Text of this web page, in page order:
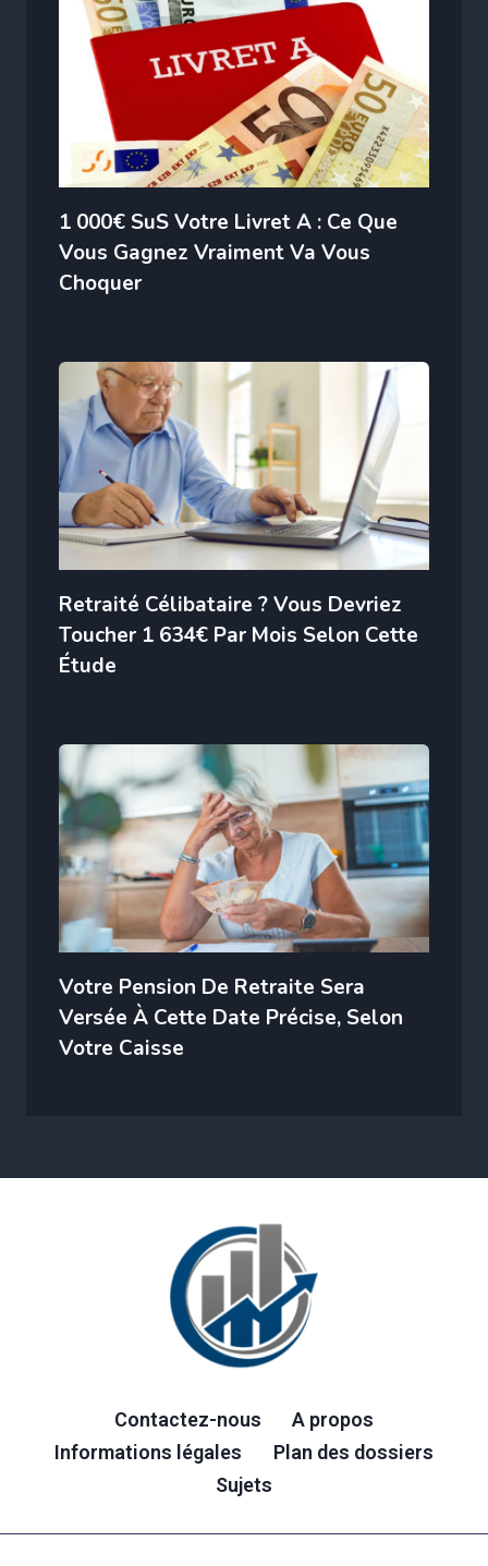
1 000€ SuS Votre Livret A : Ce Que
Vous Gagnez Vraiment Va Vous
Choquer
Retraité Célibataire ? Vous Devriez
Toucher 1 634€ Par Mois Selon Cette
Étude
Votre Pension De Retraite Sera
Versée À Cette Date Précise, Selon
Votre Caisse
Contactez-nous
A propos
Informations légales
Plan des dossiers
Sujets